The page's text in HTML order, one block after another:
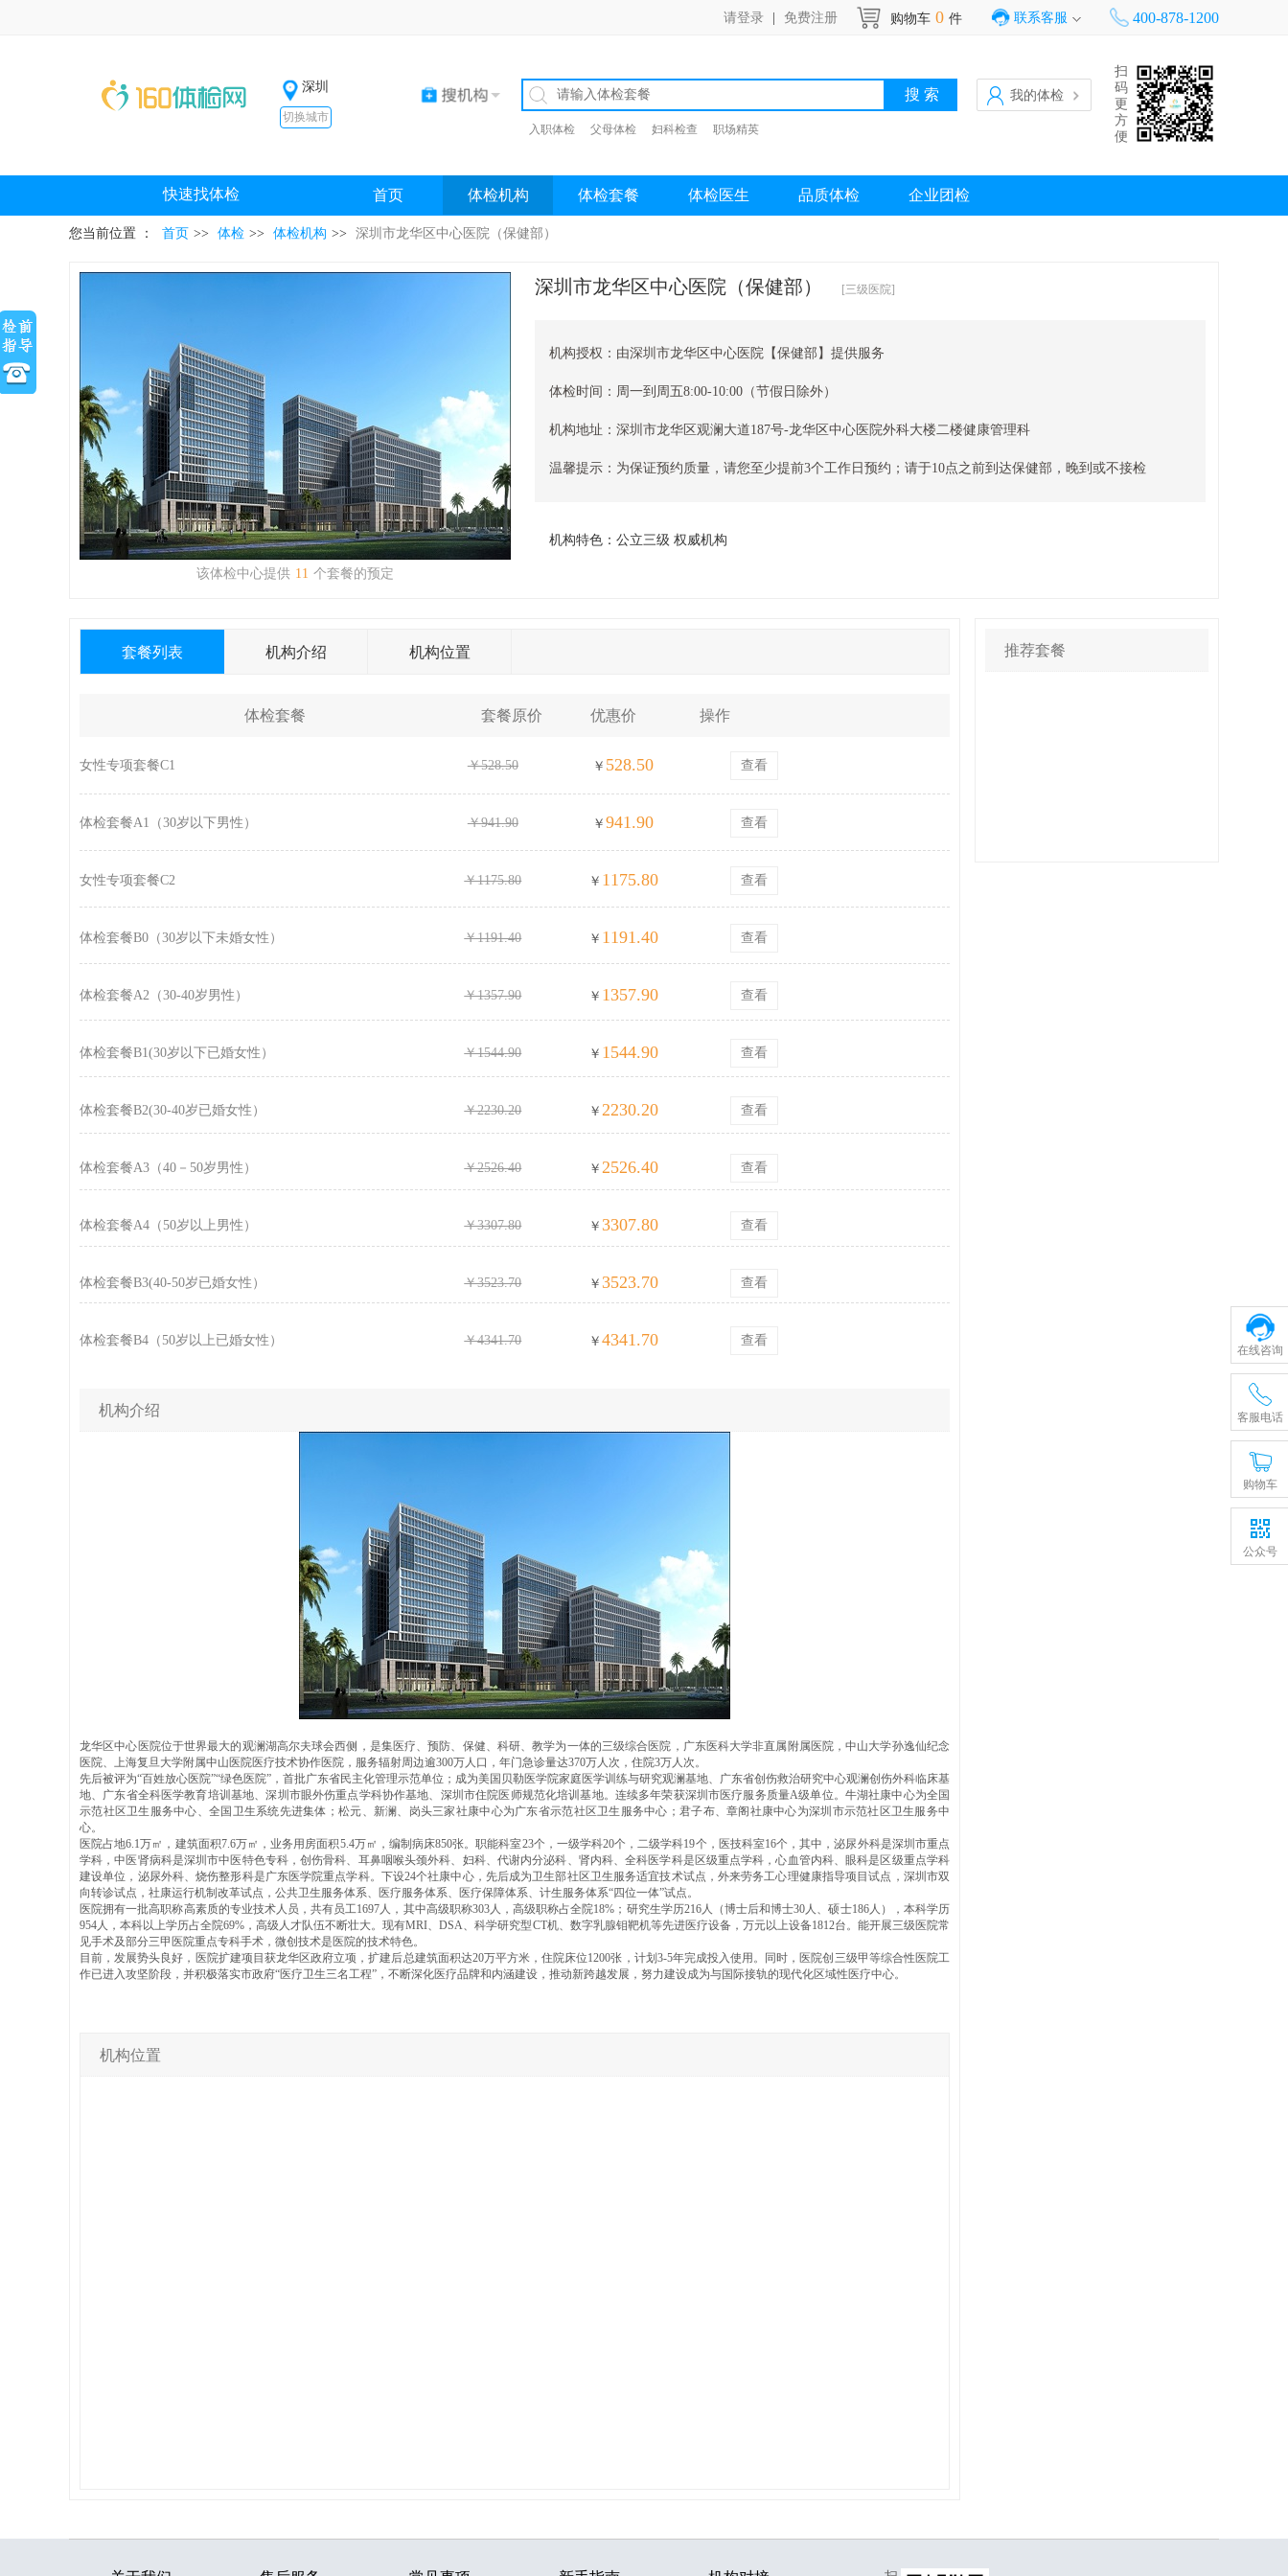
请登录 免费注册 购物车 0 件 联系客服 400-878-1200
深圳
切换城市
入职体检
父母体检 妇科检查 职场精英
我的体检
扫
码
更
方
便
快速找体检 首页 体检机构 体检套餐 体检医生 品质体检 企业团检
您当前位置 ： 首页 >> 体检 >> 体检机构 >> 深圳市龙华区中心医院（保健部）
该体检中心提供 11 个套餐的预定
深圳市龙华区中心医院（保健部） [三级医院]
机构授权： 由深圳市龙华区中心医院【保健部】提供服务
体检时间：周一到周五8:00-10:00（节假日除外）
机构地址： 深圳市龙华区观澜大道187号-龙华区中心医院外科大楼二楼健康管理科
温馨提示： 为保证预约质量，请您至少提前3个工作日预约；请于10点之前到达保健部，晚到或不接检
机构特色： 公立三级 权威机构
套餐列表 机构介绍 机构位置
体检套餐 套餐原价 优惠价 操作
女性专项套餐C1 ￥528.50 ￥ 528.50 查看
体检套餐A1（30岁以下男性） ￥941.90 ￥941.90 查看
女性专项套餐C2 ￥1175.80 ￥ 1175.80 查看
体检套餐B0（30岁以下未婚女性） ￥1191.40 ￥ 1191.40 查看
体检套餐A2（30-40岁男性） ￥1357.90 ￥ 1357.90 查看
体检套餐B1(30岁以下已婚女性） ￥1544.90 ￥ 1544.90 查看
体检套餐B2(30-40岁已婚女性） ￥2230.20 ￥ 2230.20 查看
体检套餐A3（40－50岁男性） ￥2526.40 ￥ 2526.40 查看
体检套餐A4（50岁以上男性） ￥3307.80 ￥ 3307.80 查看
体检套餐B3(40-50岁已婚女性） ￥3523.70 ￥ 3523.70 查看
体检套餐B4（50岁以上已婚女性） ￥4341.70 ￥ 4341.70 查看
机构介绍
龙华区中心医院位于世界最大的观澜湖高尔夫球会西侧，是集医疗、预防、保健、科研、教学为一体的三级综合医院，广东医科大学非直属附属医院，中山大学孙逸仙纪念
医院、上海复旦大学附属中山医院医疗技术协作医院，服务辐射周边逾300万人口，年门急诊量达370万人次，住院3万人次。
先后被评为“百姓放心医院”“绿色医院”，首批广东省民主化管理示范单位；成为美国贝勒医学院家庭医学训练与研究观澜基地、广东省创伤救治研究中心观澜创伤外科临床基
地、广东省全科医学教育培训基地、深圳市眼外伤重点学科协作基地、深圳市住院医师规范化培训基地。连续多年荣获深圳市医疗服务质量A级单位。牛湖社康中心为全国
示范社区卫生服务中心、全国卫生系统先进集体；松元、新澜、岗头三家社康中心为广东省示范社区卫生服务中心；君子布、章阁社康中心为深圳市示范社区卫生服务中
心。
医院占地6.1万㎡，建筑面积7.6万㎡，业务用房面积5.4万㎡，编制病床850张。职能科室23个，一级学科20个，二级学科19个，医技科室16个，其中，泌尿外科是深圳市重点
学科，中医肾病科是深圳市中医特色专科，创伤骨科、耳鼻咽喉头颈外科、妇科、代谢内分泌科、肾内科、全科医学科是区级重点学科，心血管内科、眼科是区级重点学科
建设单位，泌尿外科、烧伤整形科是广东医学院重点学科。下设24个社康中心，先后成为卫生部社区卫生服务适宜技术试点，外来劳务工心理健康指导项目试点，深圳市双
向转诊试点，社康运行机制改革试点，公共卫生服务体系、医疗服务体系、医疗保障体系、计生服务体系“四位一体”试点。
医院拥有一批高职称高素质的专业技术人员，共有员工1697人，其中高级职称303人，高级职称占全院18%；研究生学历216人（博士后和博士30人、硕士186人），本科学历
954人，本科以上学历占全院69%，高级人才队伍不断壮大。现有MRI、DSA、科学研究型CT机、数字乳腺钼靶机等先进医疗设备，万元以上设备1812台。能开展三级医院常
见手术及部分三甲医院重点专科手术，微创技术是医院的技术特色。
目前，发展势头良好，医院扩建项目获龙华区政府立项，扩建后总建筑面积达20万平方米，住院床位1200张，计划3-5年完成投入使用。同时，医院创三级甲等综合性医院工
作已进入攻坚阶段，并积极落实市政府“医疗卫生三名工程”，不断深化医疗品牌和内涵建设，推动新跨越发展，努力建设成为与国际接轨的现代化区域性医疗中心。
机构位置
推荐套餐
在线咨询
客服电话
购物车
公众号